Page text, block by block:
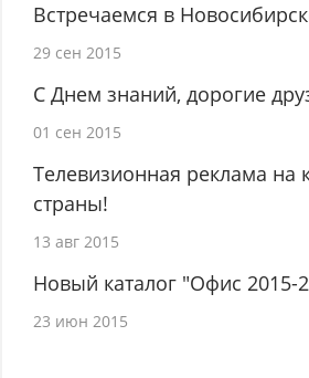
Встречаемся в
29 сен 2015
С Днем знаний, дорогие
01 сен 2015
Телевизионная реклама на
страны!
13 авг 2015
Новый каталог "Офис 2015-
23 июн 2015